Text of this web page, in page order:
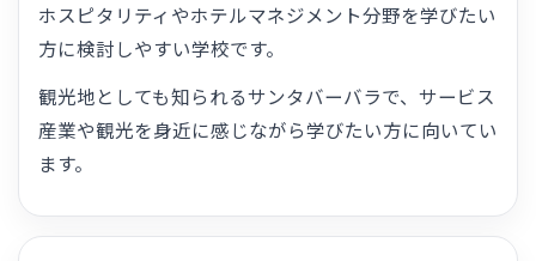
ホスピタリティやホテルマネジメント分野を学びたい
方に検討しやすい学校です。
観光地としても知られるサンタバーバラで、サービス
産業や観光を身近に感じながら学びたい方に向いてい
ます。